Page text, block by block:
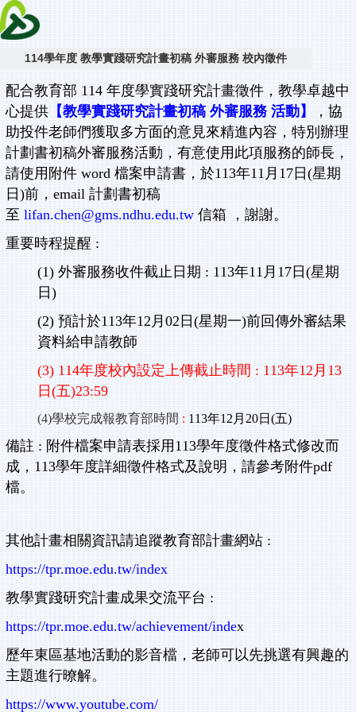
114學年度 教學實踐研究計畫初稿 外審服務 校內徵件
配合教育部 114 年度學實踐研究計畫徵件，教學卓越中
心提供 【教學實踐研究計畫初稿 外審服務 活動】
，協
助投件老師們獲取多方面的意見來精進內容，特別辦理
計劃書初稿外審服務活動，有意使用此項服務的師長，
請使用附件 word 檔案申請書，於113年11月17日(星期
日)前， email 計劃書初稿
至 lifan.chen@gms.ndhu.edu.tw 信箱 ，謝謝。
重要時程提醒 :
(1) 外審服務收件截止日期 : 113年11月17日(星期
日)
(2) 預計於113年12月02日(星期一)前回傳外審結果
資料給申請教師
(3) 114年度校內設定上傳截止時間 : 113年12月13
日(五)23:59
(4)學校完成報教育部時間 : 113年12月 20日(五)
備註 : 附件檔案申請表採用113學年度徵件格式修改而
成，113學年度詳細徵件格式及說明，請參考附件pdf
檔。
其他計畫相關資訊請追蹤教育部計畫網站 :
https://tpr.moe.edu.tw/index
教學實踐研究計畫成果交流平台 :
https://tpr.moe.edu.tw/achievement/index
歷年東區基地活動的影音檔， 老師可以先挑選有興趣的
主題進行暸解。
https://www.youtube.com/